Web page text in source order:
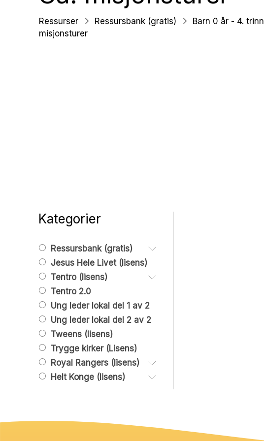
Ressurser Ressursbank (gratis) Barn 0 år - 4. trinn
misjonsturer
Kategorier
Ressursbank (gratis)
Barn 0 år – 4. trinn
Barn: samlinger
Barn: Lek og
aktiviteter
Tweens 5. – 7. trinn
Ungdom 8. trinn – 19 år
Unge voksne 20 – 26
år
Høytid
Jul
Påske
Pinse
Leir og konferanser
Bibelen
Hjemmet
Grafisk og
Jesus Hele Livet (lisens)
Tentro (lisens)
Leksjoner, tenark og
powepoint
Tilleggsleksjoner og
tenark
Grafisk og promo
Tentro ressurser
Tentro 2.0
Ung leder lokal del 1 av 2
Ung leder lokal del 2 av 2
Tweens (lisens)
Trygge kirker (Lisens)
Royal Rangers (lisens)
01. Start
Helt Konge (lisens)